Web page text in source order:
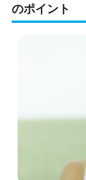
のポイント